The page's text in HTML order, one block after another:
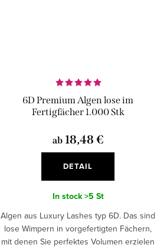
6D Premium Algen lose im
Fertigfächer 1.000 Stk
ab18,48 €
DETAIL
In stock>5 St
Algen aus Luxury Lashes typ 6D. Das sind
lose Wimpern in vorgefertigten Fächern,
mit denen Sie perfektes Volumen erzielen